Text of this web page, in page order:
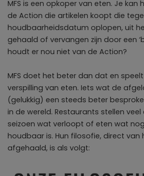
MFS is een opkoper van eten. Je kan
de Action die artikelen koopt die
houdbaarheidsdatum oplopen, uit
gehaald of vervangen zijn door een
houdt er nou niet van de Action?
MFS doet het beter dan dat en
verspilling van eten. Iets wat de
(gelukkig) een steeds beter
in de wereld. Restaurants stellen
seizoen wat verloopt of eten wat
houdbaar is. Hun filosofie, direct van
afgehaald, is als volgt: